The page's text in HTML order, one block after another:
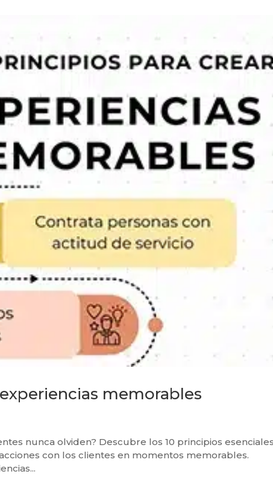
memorables
nunca olviden? Descubre los 10 principios
con los clientes en momentos memorables.